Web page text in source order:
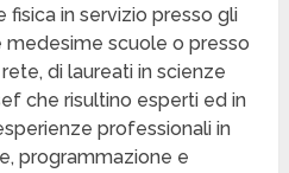
fisica in servizio presso gli
scuole o presso
di laureati in scienze
che risultino esperti ed in
professionali in
programmazione e